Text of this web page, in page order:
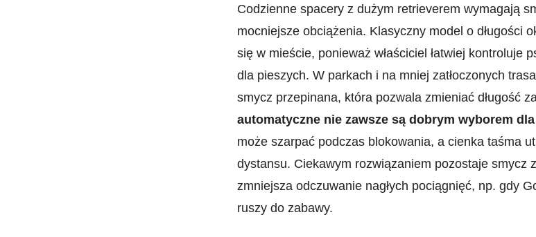
Codzienne spacery z dużym retrieverem wymagają
mocniejsze obciążenia. Klasyczny model o długości
się w mieście, ponieważ właściciel łatwiej kontroluje
dla pieszych. W parkach i na mniej zatłoczonych
smycz przepinana, która pozwala zmieniać długość
automatyczne nie zawsze są dobrym wyborem
może szarpać podczas blokowania, a cienka taśma
dystansu. Ciekawym rozwiązaniem pozostaje smycz
zmniejsza odczuwanie nagłych pociągnięć, np. gdy
ruszy do zabawy.